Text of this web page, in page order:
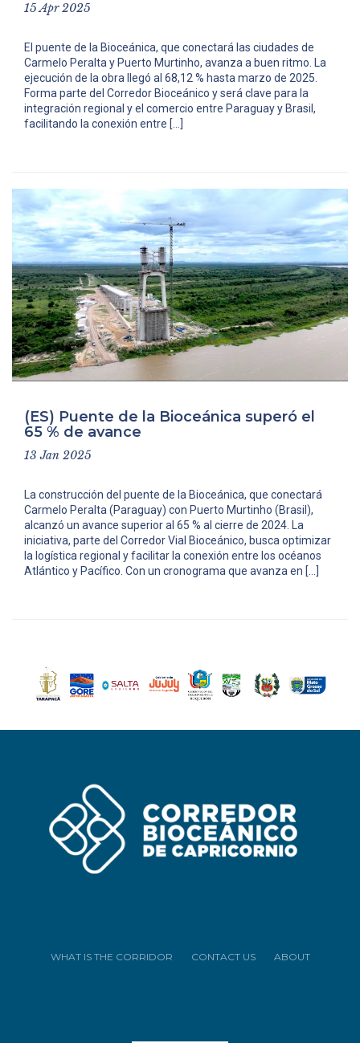
15 Apr 2025
El puente de la Bioceánica, que conectará las ciudades de
Carmelo Peralta y Puerto Murtinho, avanza a buen ritmo. La
ejecución de la obra llegó al 68,12 % hasta marzo de 2025.
Forma parte del Corredor Bioceánico y será clave para la
integración regional y el comercio entre Paraguay y Brasil,
facilitando la conexión entre […]
(ES) Puente de la Bioceánica superó el
65 % de avance
13 Jan 2025
La construcción del puente de la Bioceánica, que conec­tará
Carmelo Peralta (Para­guay) con Puerto Murtinho (Brasil),
alcanzó un avance superior al 65 % al cierre de 2024. La
iniciativa, parte del Corredor Vial Bioceánico, busca optimizar
la logística regional y facilitar la cone­xión entre los océanos
Atlán­tico y Pacífico. Con un crono­grama que avanza en […]
WHAT IS THE CORRIDOR CONTACT US ABOUT